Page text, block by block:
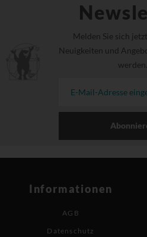
Melden Sie sich
Neuigkeiten und
werden.
Informationen
AGB
Datenschutz